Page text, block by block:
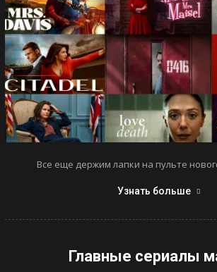
Все еще держим лапки на пульте
Узнать больше
Главные сериалы